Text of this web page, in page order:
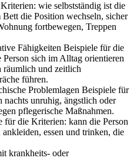
wie selbstständig ist die
die Position wechseln, sicher
fortbewegen, Treppen
Fähigkeiten Beispiele für die
sich im Alltag orientieren
räumlich und zeitlich
führen.
Problemlagen Beispiele für
nachts unruhig, ängstlich oder
pflegerische Maßnahmen.
für die Kriterien: kann die Person
essen und trinken, die
krankheits- oder